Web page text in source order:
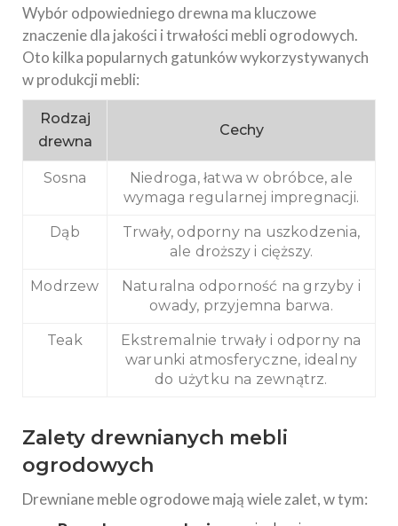
Wybór odpowiedniego drewna ma kluczowe
znaczenie dla jakości i trwałości mebli ogrodowych.
Oto kilka popularnych gatunków wykorzystywanych
w produkcji mebli:
Rodzaj
drewna
Cechy
Sosna
Niedroga, łatwa w obróbce, ale
wymaga regularnej impregnacji.
Dąb
Trwały, odporny na uszkodzenia,
ale droższy i cięższy.
Modrzew
Naturalna odporność na grzyby i
owady, przyjemna barwa.
Teak
Ekstremalnie trwały i odporny na
warunki atmosferyczne, idealny
do użytku na zewnątrz.
Zalety drewnianych mebli
ogrodowych
Drewniane meble ogrodowe mają wiele zalet, w tym: